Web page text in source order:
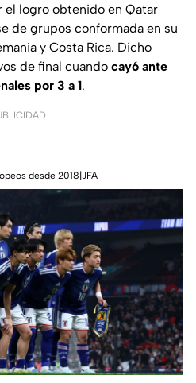
el logro obtenido en Qatar
de grupos conformada en su
y Costa Rica. Dicho
de final cuando cayó ante
por 3 a 1.
desde 2018|JFA